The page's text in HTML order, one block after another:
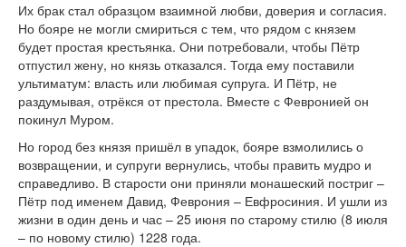
Их брак стал образцом взаимной любви, доверия и согласия.
Но бояре не могли смириться с тем, что рядом с князем
будет простая крестьянка. Они потребовали, чтобы Пётр
отпустил жену, но князь отказался. Тогда ему поставили
ультиматум: власть или любимая супруга. И Пётр, не
раздумывая, отрёкся от престола. Вместе с Февронией он
покинул Муром.
Но город без князя пришёл в упадок, бояре взмолились о
возвращении, и супруги вернулись, чтобы править мудро и
справедливо. В старости они приняли монашеский постриг –
Пётр под именем Давид, Феврония – Евфросиния. И ушли из
жизни в один день и час – 25 июня по старому стилю (8 июля
– по новому стилю) 1228 года.